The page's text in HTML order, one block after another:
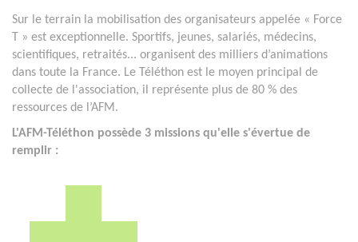
Sur le terrain la mobilisation des organisateurs appelée « Force
T » est exceptionnelle. Sportifs, jeunes, salariés, médecins,
scientifiques, retraités... organisent des milliers d’animations
dans toute la France. Le Téléthon est le moyen principal de
collecte de l'association, il représente plus de 80 % des
ressources de l’AFM.
L'AFM-Téléthon possède 3 missions qu'elle s'évertue de
remplir :